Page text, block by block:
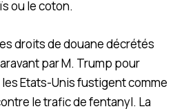
ou le coton.
droits de douane décrétés
par M. Trump pour
Etats-Unis fustigent comme
le trafic de fentanyl. La